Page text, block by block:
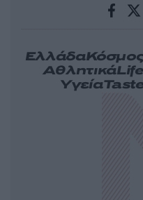
Ελλάδα
Αθλητικά
Υγεία